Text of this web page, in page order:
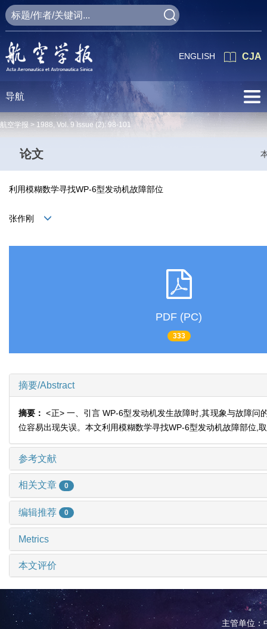
CJA
ENGLISH
导航
航空学报 > 1988, Vol. 9 Issue (2): 98-101
论文
利用模糊数学寻找WP-6型发动机故障部位
张作刚
PDF (PC)
333
摘要/Abstract
摘要：<正> 一、引言 WP-6型发动机发生故障时,其现象与故障
位容易出现失误。本文利用模糊数学寻找WP-6型发动机故障部位,
参考文献
相关文章 0
编辑推荐 0
Metrics
本文评价
主管单位：